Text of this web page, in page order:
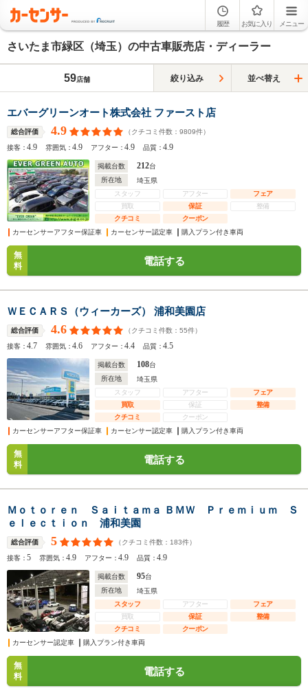
履歴 お気に入り メニュー
さいたま市緑区（埼玉）の中古車販売店・ディーラー
59店舗 絞り込み 並べ替え
エバーグリーンオート株式会社 ファースト店
総合評価 4.9 （クチコミ件数： 9809件）
接客：4.9 雰囲気：4.9 アフター：4.9 品質：4.9
掲載台数 212台
所在地
埼玉県
スタッフ
アフター
フェア
買取
保証
整備
クチコミ
クーポン
カーセンサーアフター保証車
カーセンサー認定車 購入プラン付き車両
無
料
電話する
ＷＥＣＡＲＳ（ウィーカーズ） 浦和美園店
総合評価 4.6 （クチコミ件数： 55件）
接客：4.7 雰囲気：4.6 アフター：4.4 品質：4.5
掲載台数 108台
所在地
埼玉県
スタッフ
アフター
フェア
買取
保証
整備
クチコミ
クーポン
カーセンサーアフター保証車
カーセンサー認定車 購入プラン付き車両
無
料
電話する
Ｍｏｔｏｒｅｎ Ｓａｉｔａｍａ ＢＭＷ Ｐｒｅｍｉｕｍ Ｓ
ｅｌｅｃｔｉｏｎ 浦和美園
総合評価 5 （クチコミ件数： 183件）
接客：5 雰囲気：4.9 アフター：4.9 品質：4.9
掲載台数 95台
所在地
埼玉県
スタッフ
アフター
フェア
買取
保証
整備
クチコミ
クーポン
カーセンサー認定車
購入プラン付き車両
無
料
電話する